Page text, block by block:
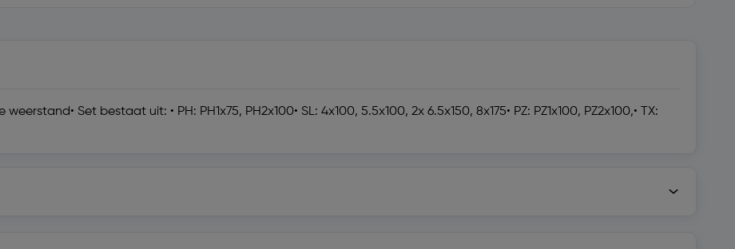
Set bestaat uit: • PH: PH1x75, PH2x100• SL: 4x100, 5.5x100, 2x 6.5x150, 8x175• PZ: PZ1x100, PZ2x100,• TX: